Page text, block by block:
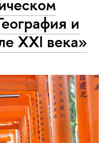
и
XXI века»